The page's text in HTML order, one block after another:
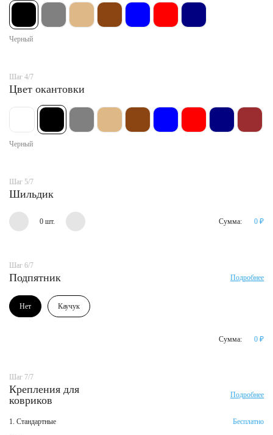
Черный
Шаг 4/7
Цвет окантовки
Черный
Шаг 5/7
Шильдик
0 шт. Сумма: 0 ₽
Шаг 6/7
Подпятник Подробнее
Нет Каучук
Сумма: 0 ₽
Шаг 7/7
Крепления для
ковриков
Подробнее
1. Стандартные Бесплатно